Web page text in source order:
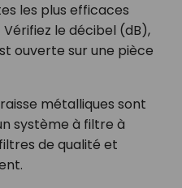
les plus efficaces
le décibel (dB),
ouverte sur une pièce
métalliques sont
système à filtre à
de qualité et